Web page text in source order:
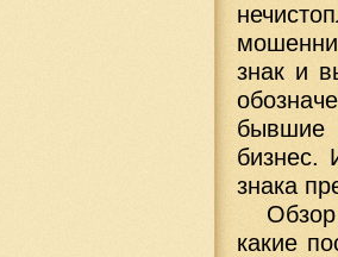
знак и
бывшие
бизнес.
знака
какие